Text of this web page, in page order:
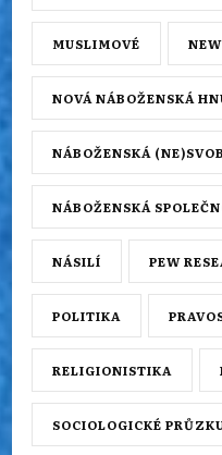
MUSLIMOVÉ
NOVÁ NÁBOŽENSKÁ
NÁBOŽENSKÁ
NÁBOŽENSKÁ
NÁSILÍ PEW
POLITIKA
RELIGIONISTIKA
SOCIOLOGICKÉ